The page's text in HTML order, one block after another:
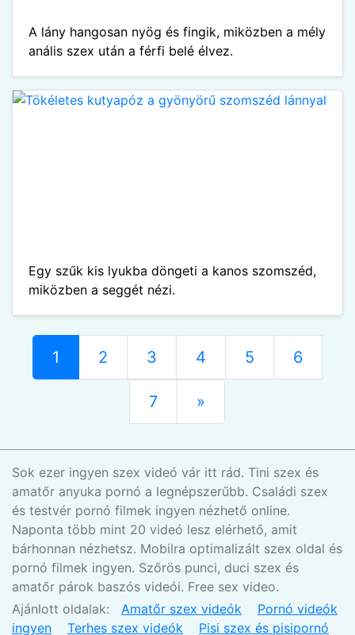
A lány hangosan nyög és fingik, miközben a mély
anális szex után a férfi belé élvez.
Egy szűk kis lyukba döngeti a kanos szomszéd,
miközben a seggét nézi.
1 2 3 4 5 6
7 »
Sok ezer ingyen szex videó vár itt rád. Tini szex és
amatőr anyuka pornó a legnépszerűbb. Családi szex
és testvér pornó filmek ingyen nézhető online.
Naponta több mint 20 videó lesz elérhető, amit
bárhonnan nézhetsz. Mobilra optimalizált szex oldal és
pornó filmek ingyen. Szőrös punci, duci szex és
amatőr párok baszós videói. Free sex video.
Ajánlott oldalak: Amatőr szex videók
Pornó videók
ingyen
Terhes szex videók Pisi szex és pisipornó